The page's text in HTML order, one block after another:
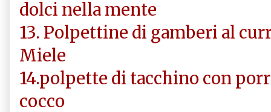
dolci nella mente
13. Polpettine di gamberi al
Miele
14.polpette di tacchino con
cocco